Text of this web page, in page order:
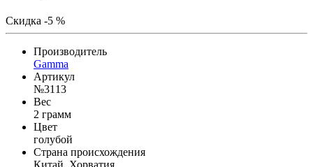
Скидка -5 %
Производитель
Gamma
Артикул
№3113
Вес
2 грамм
Цвет
голубой
Страна происхождения
Китай, Хорватия